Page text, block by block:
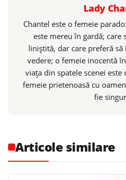
Lady
Chantel este o femeie
este mereu în gardă; care
liniştită, dar care preferă
vedere; o femeie inocentă
viaţa din spatele scenei este
femeie prietenoasă cu
fie
Articole similare